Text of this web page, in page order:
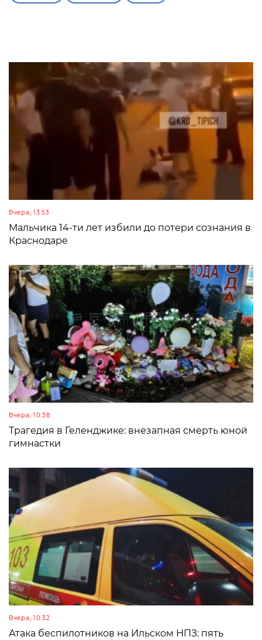
Вчера, 13:53
Мальчика 14-ти лет избили до потери сознания в
Краснодаре
Вчера, 10:38
Трагедия в Геленджике: внезапная смерть юной
гимнастки
Вчера, 10:32
Атака беспилотников на Ильском НПЗ: пять